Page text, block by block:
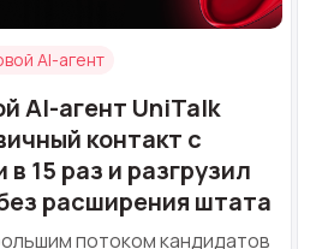
AI-агент
AI-агент UniTalk
контакт с
15 раз и разгрузил
расширения штата
потоком кандидатов